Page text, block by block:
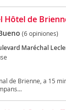
Hôtel de
(6 opiniones)
Maréchal
de Brienne, a 15